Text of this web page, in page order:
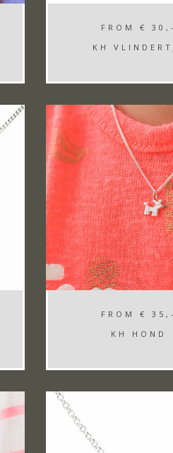
FROM
€ 30,-
KH
FROM
€ 35,-
KH HOND